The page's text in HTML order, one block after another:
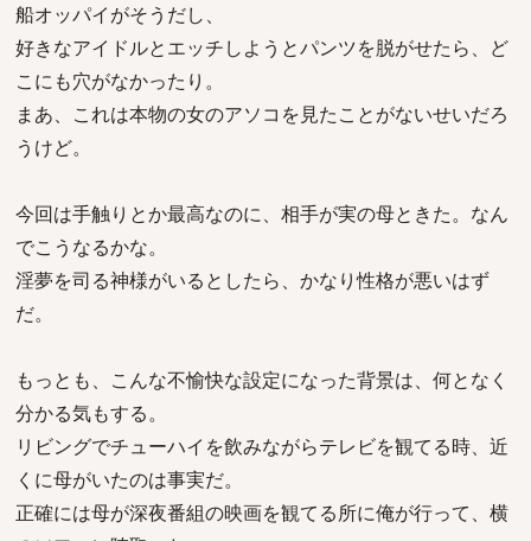
船オッパイがそうだし、
好きなアイドルとエッチしようとパンツを脱がせたら、ど
こにも穴がなかったり。
まあ、これは本物の女のアソコを見たことがないせいだろ
うけど。
今回は手触りとか最高なのに、相手が実の母ときた。なん
でこうなるかな。
淫夢を司る神様がいるとしたら、かなり性格が悪いはず
だ。
もっとも、こんな不愉快な設定になった背景は、何となく
分かる気もする。
リビングでチューハイを飲みながらテレビを観てる時、近
くに母がいたのは事実だ。
正確には母が深夜番組の映画を観てる所に俺が行って、横